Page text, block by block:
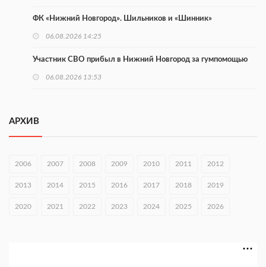
ФК «Нижний Новгород». Шильников и «Шинник»
06.08.2026 14:25
Участник СВО прибыл в Нижний Новгород за гумпомощью
06.08.2026 13:53
АРХИВ
2006 2007 2008 2009 2010 2011 2012
2013 2014 2015 2016 2017 2018 2019
2020 2021 2022 2023 2024 2025 2026